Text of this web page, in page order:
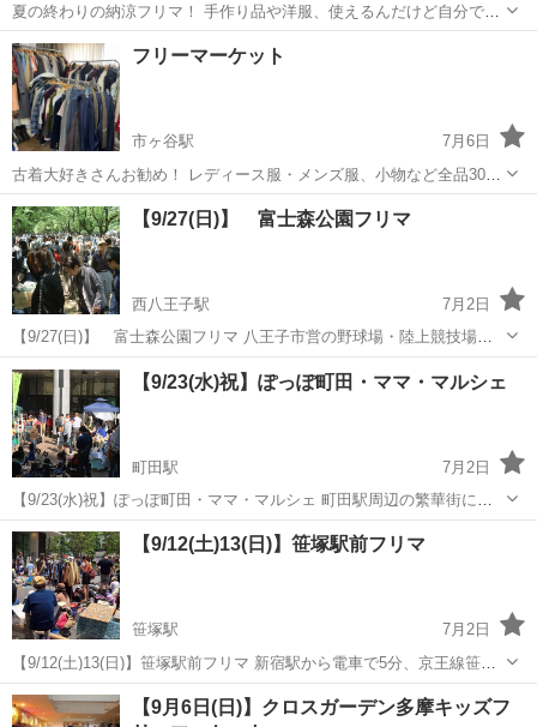
夏の終わりの納涼フリマ！ 手作り品や洋服、使えるんだけど自分では
使わないもの…、そんな意外な掘り出し物に出会えるチャンス。お宝
フリーマーケットで自分だけのお気に入りが、きっと見つかるはず！
ムリなく続けられる節約のヒントがこ...
東京 江戸川区 フリーマーケット
フリーマーケット
市ヶ谷駅
7月6日
古着大好きさんお勧め！ レディース服・メンズ服、小物など全品300
円～1000円（1部を除く） スキンケア用品など すべて美品で商品は、
セレクトしたものばかりです 未使用に近いものも含まれています。 ・
衣類 ・小物類 ...
東京 新宿区 市ヶ谷駅 フリーマーケット
【9/27(日)】 富士森公園フリマ
西八王子駅
7月2日
【9/27(日)】 富士森公園フリマ 八王子市営の野球場・陸上競技場・
体育館などの施設と併設された富士森公園でのフリマ。杜の桜並木が
フリマストリートになります。 八王子市内のみならず多摩界隈ではか
なり知られた...
東京 八王子市 西八王子駅 フリーマーケット
【9/23(水)祝】ぽっぽ町田・ママ・マルシェ
町田駅
7月2日
【9/23(水)祝】ぽっぽ町田・ママ・マルシェ 町田駅周辺の繁華街に位
置する「ぽっぽ町田」にて「ママ・マルシェ」開催♪ ママと子どもた
ちが一緒に「楽しい！」を体験して頂く「ママ・マルシェ」は、ママ
のためのマルシェ...
東京 町田市 町田駅 フリーマーケット ママ
【9/12(土)13(日)】笹塚駅前フリマ
笹塚駅
7月2日
【9/12(土)13(日)】笹塚駅前フリマ 新宿駅から電車で5分、京王線笹塚
駅前のショッピングセンター「フレンテ笹塚」。 ちょっと上質でリラ
ックスできる心地よい生活を提案しているおしゃれな施設の正面玄関
東京 渋谷区 笹塚駅 フリーマーケット フリマ
【9月6日(日)】クロスガーデン多摩キッズフ